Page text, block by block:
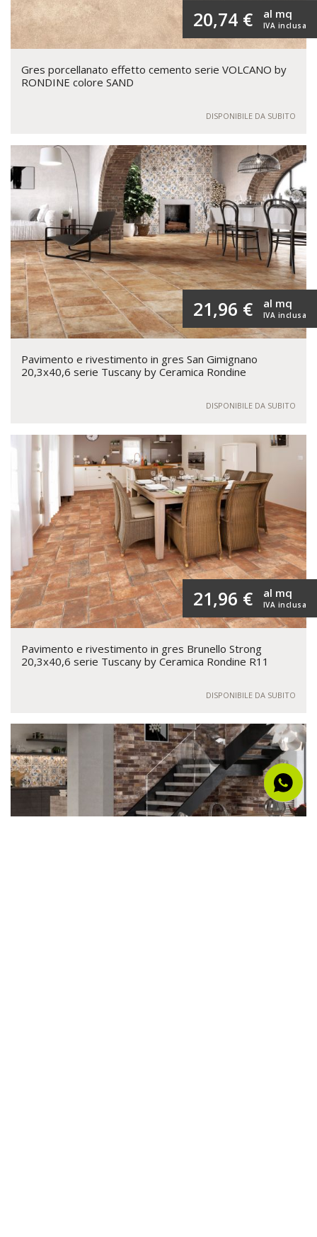
20,74 € IVA inclusa
al mq
Gres porcellanato effetto cemento serie VOLCANO by
RONDINE colore SAND
DISPONIBILE DA SUBITO
21,96 € IVA inclusa
al mq
Pavimento e rivestimento in gres San Gimignano
20,3x40,6 serie Tuscany by Ceramica Rondine
DISPONIBILE DA SUBITO
21,96 € IVA inclusa
al mq
Pavimento e rivestimento in gres Brunello Strong
20,3x40,6 serie Tuscany by Ceramica Rondine R11
DISPONIBILE DA SUBITO